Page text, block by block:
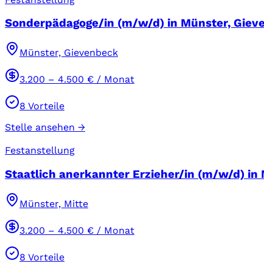
Sonderpädagoge/in (m/w/d) in Münster,
Münster, Gievenbeck
3.200 – 4.500 € / Monat
8 Vorteile
Stelle ansehen →
Festanstellung
Staatlich anerkannter Erzieher/in (m/w/d) in
Münster, Mitte
3.200 – 4.500 € / Monat
8 Vorteile